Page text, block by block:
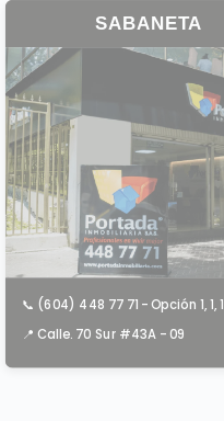
SABANETA
📞 (604) 448 77 71 - Opción 1, 1, 1
📍 Calle. 70 Sur #43A - 09